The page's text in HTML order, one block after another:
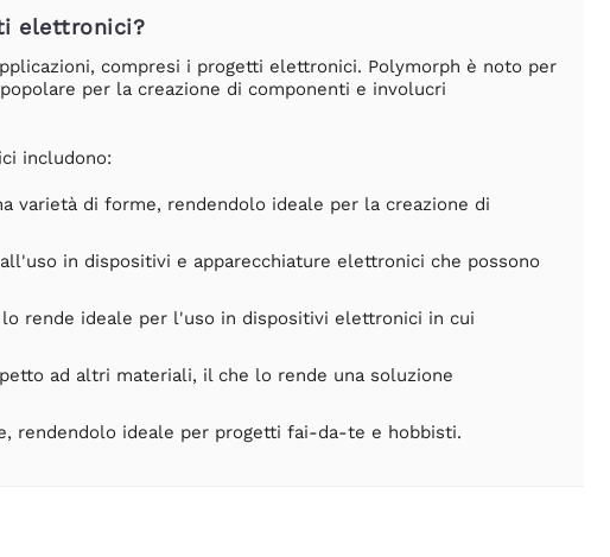
elettronici?
compresi i progetti elettronici. Polymorph è noto per
per la creazione di componenti e involucri
includono:
varietà di forme, rendendolo ideale per la creazione di
in dispositivi e apparecchiature elettronici che possono
rende ideale per l'uso in dispositivi elettronici in cui
ad altri materiali, il che lo rende una soluzione
rendendolo ideale per progetti fai-da-te e hobbisti.